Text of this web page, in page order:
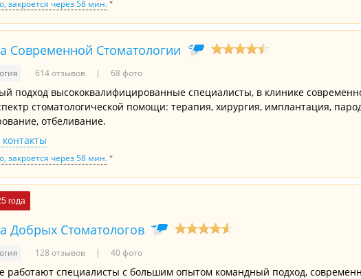
закроется через 58 мин.
Современной Стоматологии
614 отзывов 68 фото
подход высококвалифицированные специалисты, в клинике
стоматологической помощи: терапия, хирургия, имплантация,
отбеливание.
контакты
закроется через 58 мин.
года
Добрых Стоматологов
128 отзывов 40 фото
работают специалисты с большим опытом командный подход,